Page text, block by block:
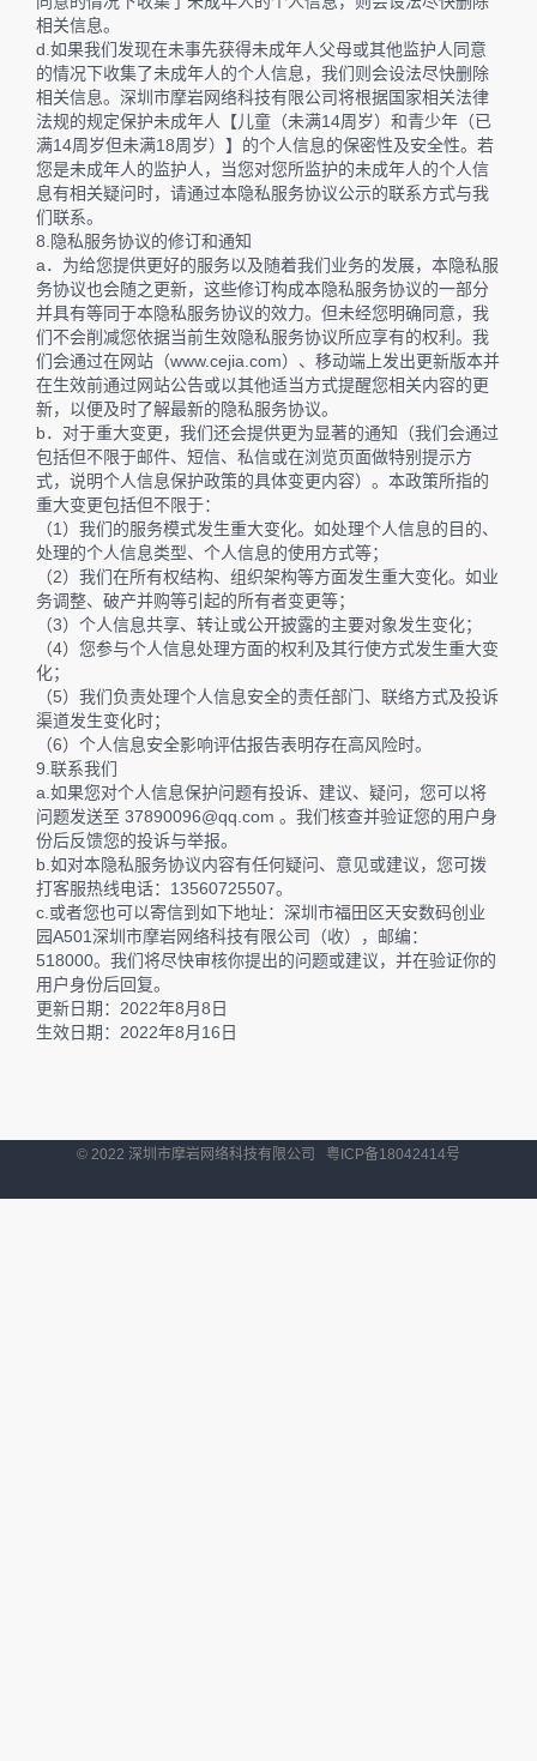
相关信息。
d.如果我们发现在未事先获得未成年人父母或其他监护人同意
的情况下收集了未成年人的个人信息，我们则会设法尽快删除
相关信息。深圳市摩岩网络科技有限公司将根据国家相关法律
法规的规定保护未成年人【儿童（未满14周岁）和青少年（已
满14周岁但未满18周岁）】的个人信息的保密性及安全性。若
您是未成年人的监护人，当您对您所监护的未成年人的个人信
息有相关疑问时，请通过本隐私服务协议公示的联系方式与我
们联系。
8.隐私服务协议的修订和通知
a．为给您提供更好的服务以及随着我们业务的发展，本隐私服
务协议也会随之更新，这些修订构成本隐私服务协议的一部分
并具有等同于本隐私服务协议的效力。但未经您明确同意，我
们不会削减您依据当前生效隐私服务协议所应享有的权利。我
们会通过在网站（www.cejia.com）、移动端上发出更新版本并
在生效前通过网站公告或以其他适当方式提醒您相关内容的更
新，以便及时了解最新的隐私服务协议。
b．对于重大变更，我们还会提供更为显著的通知（我们会通过
包括但不限于邮件、短信、私信或在浏览页面做特别提示方
式，说明个人信息保护政策的具体变更内容）。本政策所指的
重大变更包括但不限于：
（1）我们的服务模式发生重大变化。如处理个人信息的目的、
处理的个人信息类型、个人信息的使用方式等；
（2）我们在所有权结构、组织架构等方面发生重大变化。如业
务调整、破产并购等引起的所有者变更等；
（3）个人信息共享、转让或公开披露的主要对象发生变化；
（4）您参与个人信息处理方面的权利及其行使方式发生重大变
化；
（5）我们负责处理个人信息安全的责任部门、联络方式及投诉
渠道发生变化时；
（6）个人信息安全影响评估报告表明存在高风险时。
9.联系我们
a.如果您对个人信息保护问题有投诉、建议、疑问，您可以将
问题发送至 37890096@qq.com 。我们核查并验证您的用户身
份后反馈您的投诉与举报。
b.如对本隐私服务协议内容有任何疑问、意见或建议，您可拨
打客服热线电话：13560725507。
c.或者您也可以寄信到如下地址：深圳市福田区天安数码创业
园A501深圳市摩岩网络科技有限公司（收），邮编：
518000。我们将尽快审核你提出的问题或建议，并在验证你的
用户身份后回复。
更新日期：2022年8月8日
生效日期：2022年8月16日
© 2022 深圳市摩岩网络科技有限公司 粤ICP备18042414号